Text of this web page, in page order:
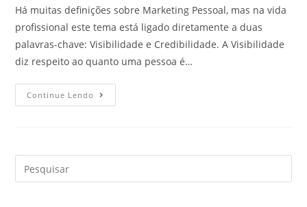
Há muitas definições sobre Marketing Pessoal, mas na vida
profissional este tema está ligado diretamente a duas
palavras-chave: Visibilidade e Credibilidade. A Visibilidade
diz respeito ao quanto uma pessoa é…
Continue Lendo